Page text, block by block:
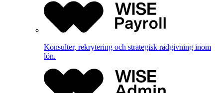
Konsulter, rekrytering och strategisk rådgivning inom
lön.